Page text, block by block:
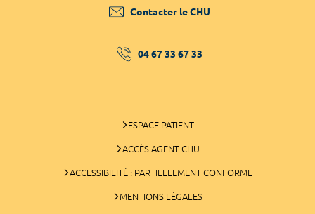
Contacter le CHU
04 67 33 67 33
ESPACE PATIENT
ACCÈS AGENT CHU
ACCESSIBILITÉ : PARTIELLEMENT CONFORME
MENTIONS LÉGALES